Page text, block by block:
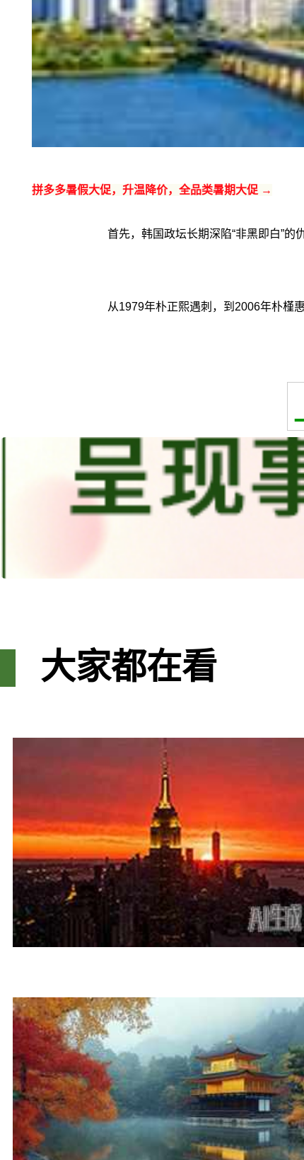
拼多多暑假大促，升温降价，全品类暑期大促 →
首先，韩国政坛长期深陷“非黑即白”的
从1979年朴正熙遇刺，到2006年朴槿
大家都在看